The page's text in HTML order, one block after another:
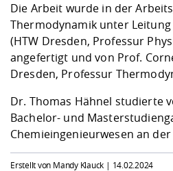
Die Arbeit wurde in der
Thermodynamik unter
(HTW Dresden, Professur
angefertigt und von Prof.
Dresden, Professur
Dr. Thomas Hähnel studierte
Bachelor- und
Chemieingenieurwesen an der
Erstellt von Mandy Klauck | 14.02.2024